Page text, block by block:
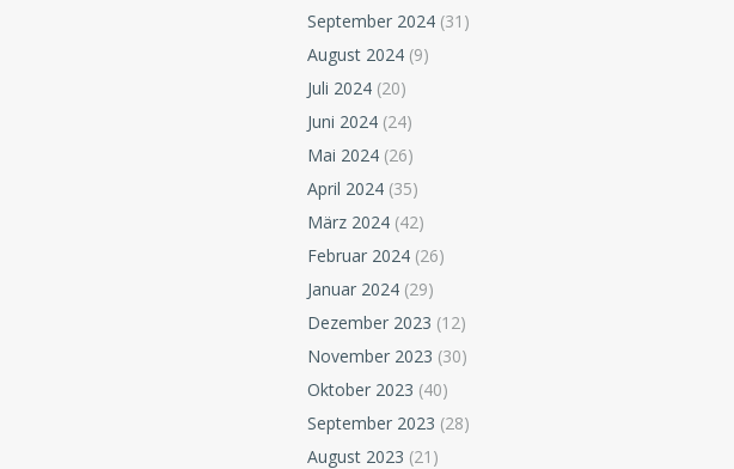
September 2024 (31)
August 2024 (9)
Juli 2024 (20)
Juni 2024 (24)
Mai 2024 (26)
April 2024 (35)
März 2024 (42)
Februar 2024 (26)
Januar 2024 (29)
Dezember 2023 (12)
November 2023 (30)
Oktober 2023 (40)
September 2023 (28)
August 2023 (21)